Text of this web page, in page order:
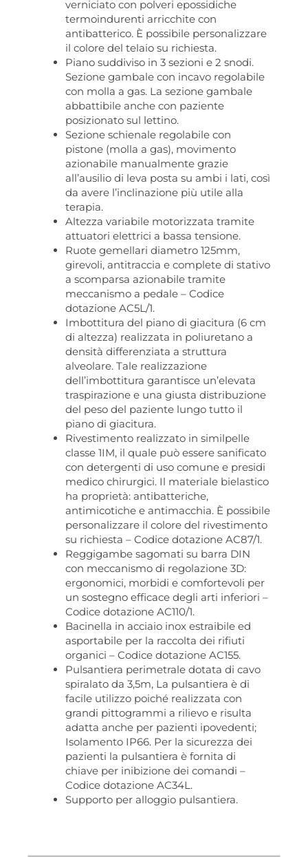
verniciato con polveri epossidiche
termoindurenti arricchite con
antibatterico. È possibile personalizzare
il colore del telaio su richiesta.
Piano suddiviso in 3 sezioni e 2 snodi.
Sezione gambale con incavo regolabile
con molla a gas. La sezione gambale
abbattibile anche con paziente
posizionato sul lettino.
Sezione schienale regolabile con
pistone (molla a gas), movimento
azionabile manualmente grazie
all’ausilio di leva posta su ambi i lati, così
da avere l’inclinazione più utile alla
terapia.
Altezza variabile motorizzata tramite
attuatori elettrici a bassa tensione.
Ruote gemellari diametro 125mm,
girevoli, antitraccia e complete di stativo
a scomparsa azionabile tramite
meccanismo a pedale – Codice
dotazione AC5L/1.
Imbottitura del piano di giacitura (6 cm
di altezza) realizzata in poliuretano a
densità differenziata a struttura
alveolare. Tale realizzazione
dell’imbottitura garantisce un’elevata
traspirazione e una giusta distribuzione
del peso del paziente lungo tutto il
piano di giacitura.
Rivestimento realizzato in similpelle
classe 1IM, il quale può essere sanificato
con detergenti di uso comune e presidi
medico chirurgici. Il materiale bielastico
ha proprietà: antibatteriche,
antimicotiche e antimacchia. È possibile
personalizzare il colore del rivestimento
su richiesta – Codice dotazione AC87/1.
Reggigambe sagomati su barra DIN
con meccanismo di regolazione 3D:
ergonomici, morbidi e comfortevoli per
un sostegno efficace degli arti inferiori –
Codice dotazione AC110/1.
Bacinella in acciaio inox estraibile ed
asportabile per la raccolta dei rifiuti
organici – Codice dotazione AC155.
Pulsantiera perimetrale dotata di cavo
spiralato da 3,5m, La pulsantiera è di
facile utilizzo poiché realizzata con
grandi pittogrammi a rilievo e risulta
adatta anche per pazienti ipovedenti;
Isolamento IP66. Per la sicurezza dei
pazienti la pulsantiera è fornita di
chiave per inibizione dei comandi –
Codice dotazione AC34L.
Supporto per alloggio pulsantiera.